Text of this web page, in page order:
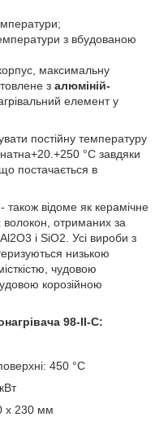
з вбудованою
максимальну
з алюміній-
елемент у
постійну температуру
°C завдяки
постачається в
- також відоме як керамічне
отриманих за
і SiO2. Усі вироби з
низькою
чудовою
корозійною
98-ІІ-С:
450 °С
х 230 мм